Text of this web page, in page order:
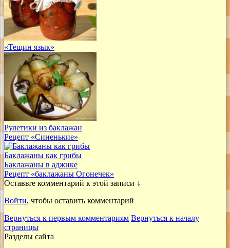
«Тещин язык»
Рулетики из баклажан
Рецепт «Синенькие»
Баклажаны как грибы
Баклажаны в аджике
Рецепт «баклажаны Огонечек»
Оставьте комментарий к этой записи ↓
Войти, чтобы оставить комментарий
Вернуться к первым комментариям Вернуться к началу
страницы
Разделы сайта